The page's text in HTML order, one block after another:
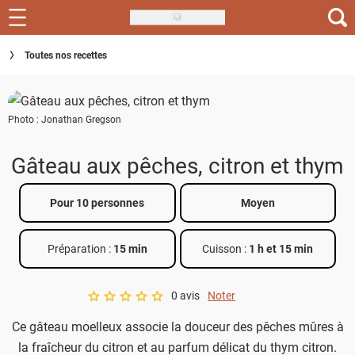
Skip
to
main
Recettes
Inspirations
Conseils
Menu de la semaine
Actus
Téléchargez l'app Saveurs Recettes
Index des recettes
Toutes nos recettes
Photo : Jonathan Gregson
Gâteau aux pêches, citron et thym
Pour 10 personnes Moyen
Préparation : 15 min Cuisson : 1 h et 15 min
A star rating of 0 out of 5.
0 avis Noter
Ce gâteau moelleux associe la douceur des pêches mûres à
la fraîcheur du citron et au parfum délicat du thym citron.